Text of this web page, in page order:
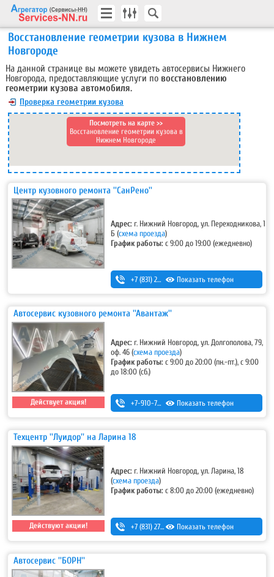
Восстановление геометрии кузова в Нижнем
Новгороде
На данной странице вы можете увидеть автосервисы Нижнего
Новгорода, предоставляющие услуги по восстановлению
геометрии кузова автомобиля.
Проверка геометрии кузова
Посмотреть на карте >>
Восстановление геометрии кузова в
Нижнем Новгороде
Центр кузовного ремонта ''СанРено''
Адрес: г. Нижний Новгород, ул. Переходникова, 1
Б (схема проезда)
График работы:с 9:00 до 19:00 (ежедневно)
+7 (831) 280-69-88 Показать телефон
Автосервис кузовного ремонта ''Авантаж''
Действует акция!
Адрес: г. Нижний Новгород, ул. Долгополова, 79,
оф. 46(схема проезда)
График работы:с 9:00 до 20:00 (пн.-пт.), с 9:00
до 18:00 (сб.)
+7-910-790-48-01 ,+7 (831) 410-48-01
Показать телефон
Техцентр ''Луидор'' на Ларина 18
Действуют акции!
Адрес: г. Нижний Новгород, ул. Ларина, 18
(схема проезда)
График работы:с 8:00 до 20:00 (ежедневно)
+7 (831) 275-83-12 Показать телефон
Автосервис ''БОРН''